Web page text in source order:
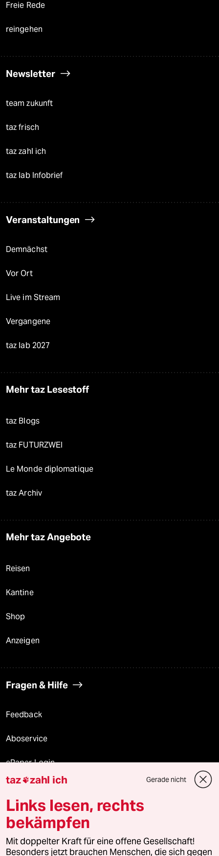
Freie Rede
reingehen
Newsletter
team zukunft
taz frisch
taz zahl ich
taz lab Infobrief
Veranstaltungen
Demnächst
Vor Ort
Live im Stream
Vergangene
taz lab 2027
Mehr taz Lesestoff
taz Blogs
taz FUTURZWEI
Le Monde diplomatique
taz Archiv
Mehr taz Angebote
Reisen
Kantine
Shop
Anzeigen
Fragen & Hilfe
Feedback
Aboservice
ePaper Login
Downloads für Abonnierende
© 2026 taz Verlags und Vertriebs GmbH
Alle Rechte vorbehalten. Bei rechtlichen Fragen oder für Genehmigungen
wenden Sie sich bitte an
lizenzen@taz.de
taz zahl ich Gerade nicht
Links lesen, rechts
bekämpfen
Mit doppelter Kraft für eine offene Gesellschaft!
Besonders jetzt brauchen Menschen, die sich gegen